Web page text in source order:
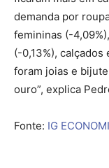
demanda por
femininas (-
(-0,13%), calçados
foram joias e
ouro”, explica
Fonte: IG